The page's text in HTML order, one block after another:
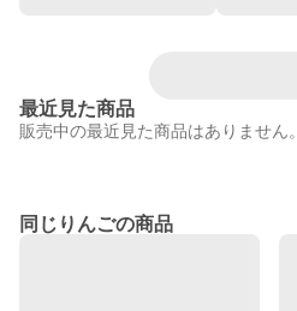
最近見た商品
販売中の最近見た商品はありません。
同じりんごの商品